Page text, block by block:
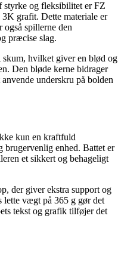
styrke og fleksibilitet er FZ
3K grafit. Dette materiale er
spillerne den
præcise slag.
hvilket giver en blød og
Den bløde kerne bidrager
underskru på bolden
kun en kraftfuld
brugervenlig enhed. Battet er
et sikkert og behageligt
der giver ekstra support og
lette vægt på 365 g gør det
tekst og grafik tilføjer det